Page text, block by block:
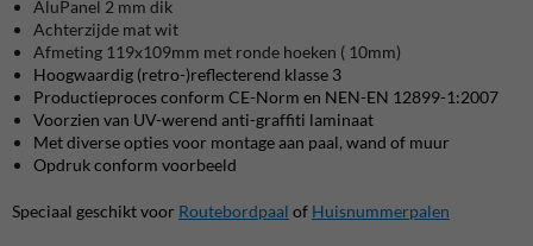
AluPanel 2 mm dik
Achterzijde mat wit
Afmeting 119x109mm met ronde hoeken ( 10mm)
Hoogwaardig (retro-)reflecterend klasse 3
Productieproces conform CE-Norm en NEN-EN 12899-1:2007
Voorzien van UV-werend anti-graffiti laminaat
Met diverse opties voor montage aan paal, wand of muur
Opdruk conform voorbeeld
Speciaal geschikt voor Routebordpaal of Huisnummerpalen